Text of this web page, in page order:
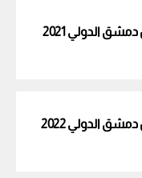
نتائج يانصيب معرض دمشق الدولي 2021
نتائج يانصيب معرض دمشق الدولي 2022